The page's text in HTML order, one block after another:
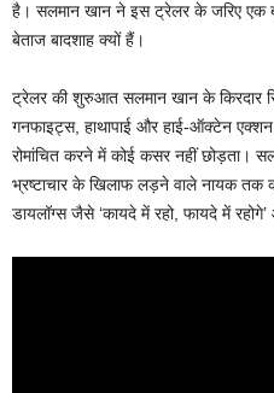
है। सलमान खान ने इस ट्रेलर के जरिए एक
बेताज बादशाह क्यों हैं।
ट्रेलर की शुरुआत सलमान खान के किरदार
गनफाइट्स, हाथापाई और हाई-ऑक्टेन
रोमांचित करने में कोई कसर नहीं छोड़ता।
भ्रष्टाचार के खिलाफ लड़ने वाले नायक
डायलॉग्स जैसे ‘कायदे में रहो, फायदे में